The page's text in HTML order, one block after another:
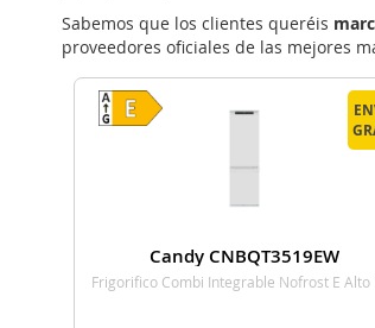
Sabemos que los clientes queréis
proveedores oficiales de las mejores
Candy CNBQT3519EW
Frigorifico Combi Integrable Nofrost E Alto